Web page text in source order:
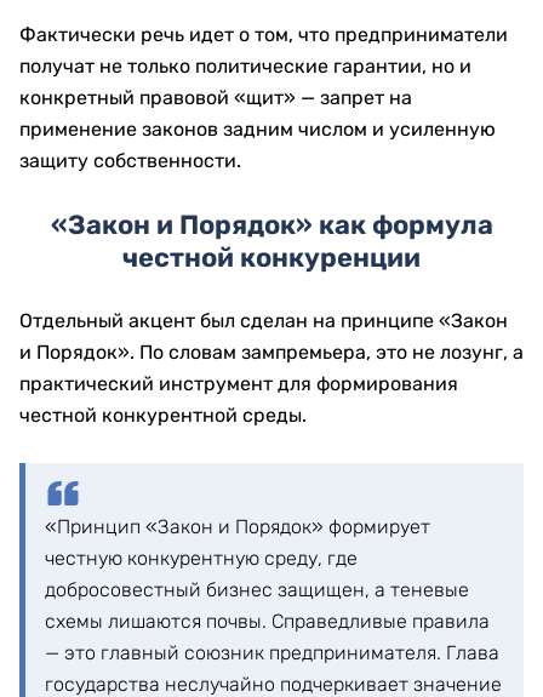
Фактически речь идет о том, что предприниматели
получат не только политические гарантии, но и
конкретный правовой «щит» — запрет на
применение законов задним числом и усиленную
защиту собственности.
«Закон и Порядок» как формула
честной конкуренции
Отдельный акцент был сделан на принципе «Закон
и Порядок». По словам зампремьера, это не лозунг, а
практический инструмент для формирования
честной конкурентной среды.
«Принцип «Закон и Порядок» формирует
честную конкурентную среду, где
добросовестный бизнес защищен, а теневые
схемы лишаются почвы. Справедливые правила
— это главный союзник предпринимателя. Глава
государства неслучайно подчеркивает значение